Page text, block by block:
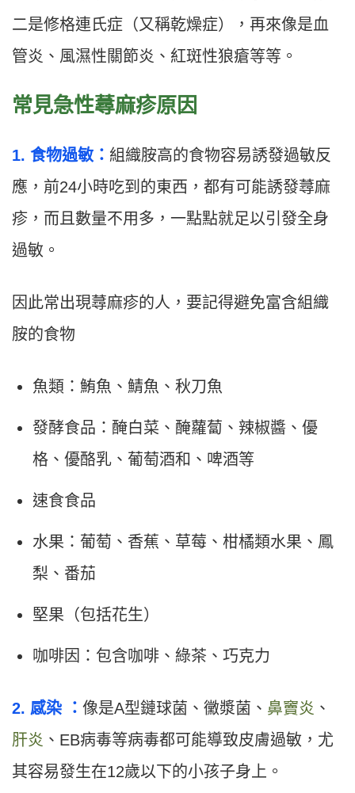
二是修格連氏症（又稱乾燥症），再來像是血
管炎、風濕性關節炎、紅斑性狼瘡等等。
常見急性蕁麻疹原因
1. 食物過敏： 組織胺高的食物容易誘發過敏反
應，前24小時吃到的東西，都有可能誘發蕁麻
疹，而且數量不用多，一點點就足以引發全身
過敏。
因此常出現蕁麻疹的人，要記得避免富含組織
胺的食物
魚類：鮪魚、鯖魚、秋刀魚
發酵食品：醃白菜、醃蘿蔔、辣椒醬、優
格、優酪乳、葡萄酒和、啤酒等
速食食品
水果：葡萄、香蕉、草莓、柑橘類水果、鳳
梨、番茄
堅果（包括花生）
咖啡因：包含咖啡、綠茶、巧克力
2. 感染 ： 像是A型鏈球菌、黴漿菌、 鼻竇炎 、
肝炎 、EB病毒等病毒都可能導致皮膚過敏，尤
其容易發生在12歲以下的小孩子身上。